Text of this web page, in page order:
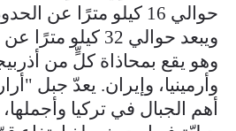
حوالي 16 كيلو مترًا عن
ويبعد حوالي 32 كيلو
وهو يقع بمحاذاة كلٍّ من
وأرمينيا، وإيران. يعدّ جبل
أهم الجبال في تركيا